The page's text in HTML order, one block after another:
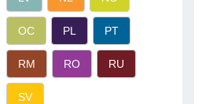
OC PL PT
RM RO RU
SV